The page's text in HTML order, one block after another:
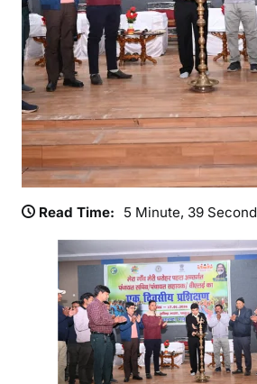
Read Time: 5 Minute, 39 Second